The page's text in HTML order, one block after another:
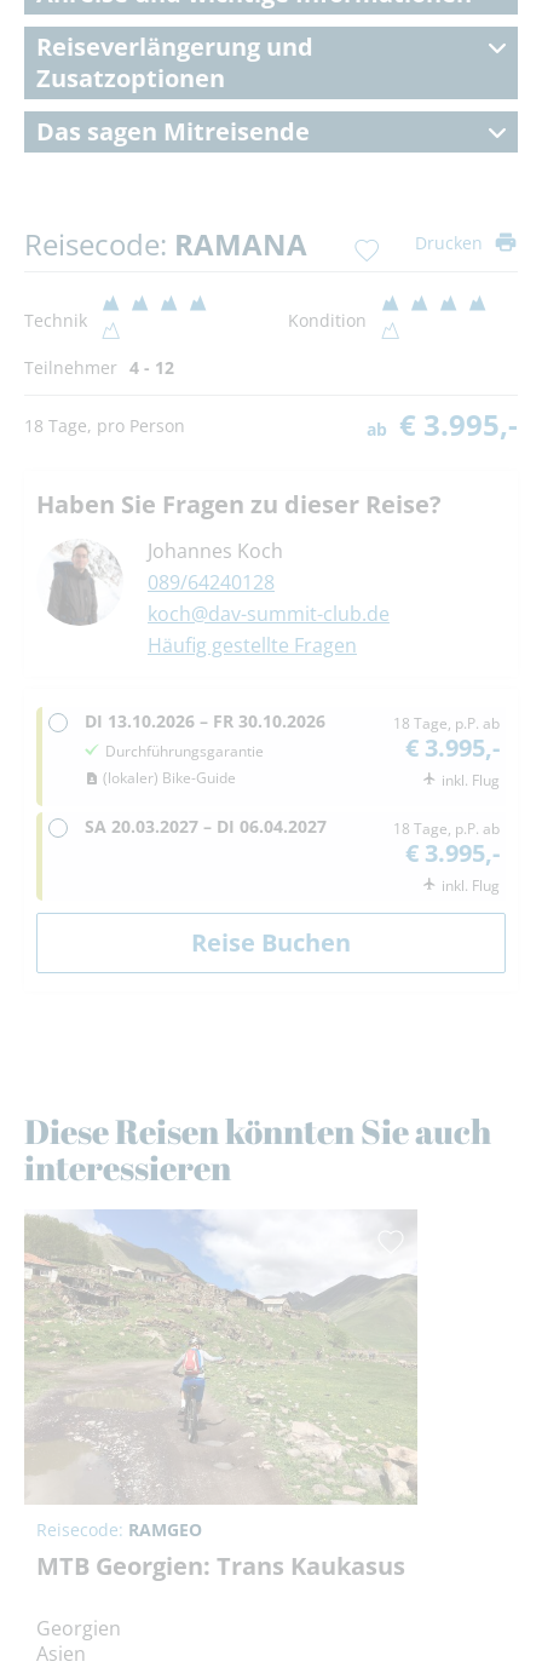
Reiseverlängerung und
Zusatzoptionen
Das sagen Mitreisende
Reisecode: RAMANA Drucken
Technik Kondition
Teilnehmer 4 - 12
18 Tage, pro Person ab € 3.995,-
Haben Sie Fragen zu dieser Reise?
Johannes Koch
089/64240128
koch@dav-summit-club.de
Häufig gestellte Fragen
DI 13.10.2026 – FR 30.10.2026
Durchführungsgarantie
(lokaler) Bike-Guide
18 Tage, p.P. ab
€ 3.995,-
inkl. Flug
SA 20.03.2027 – DI 06.04.2027 18 Tage, p.P. ab
€ 3.995,-
inkl. Flug
Diese Reisen könnten Sie auch
interessieren
Reisecode: RAMGEO
MTB Georgien: Trans Kaukasus
Georgien
Asien